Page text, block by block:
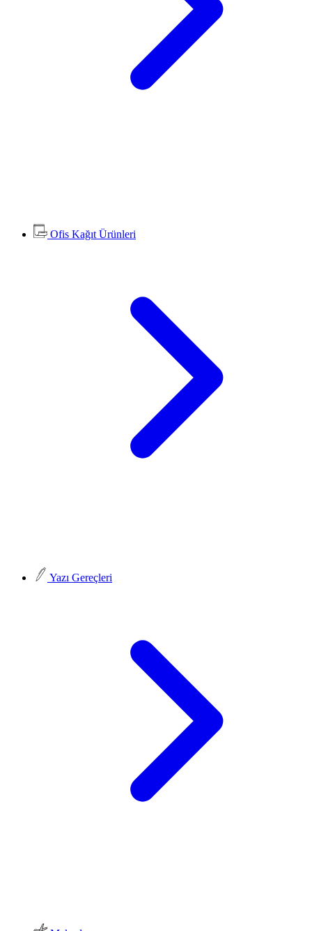
Ofis Kağıt Ürünleri
Yazı Gereçleri